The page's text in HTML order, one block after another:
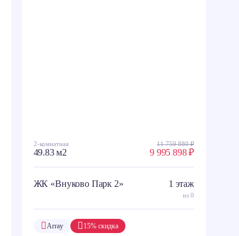
2-комнатная
49.83 м2
11 759 880 ₽
9 995 898 ₽
ЖК «Внуково Парк 2» 1 этаж
из 0
15% скидка
Array